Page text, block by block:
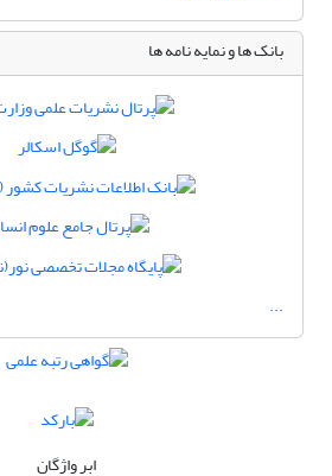
بانک ها و نمایه نامه ها
...
ابر واژگان